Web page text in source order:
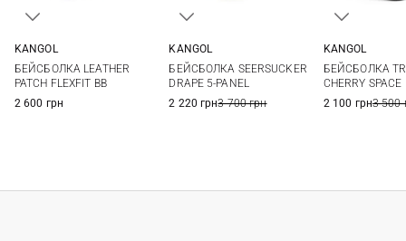
KANGOL
БЕЙСБОЛКА LEATHER
PATCH FLEXFIT BB
2 600 грн
KANGOL
БЕЙСБОЛКА SEERSUCKER
DRAPE 5-PANEL
2 220 грн3 700 грн
KANGOL
БЕЙСБОЛКА
CHERRY SPACE
2 100 грн3 500